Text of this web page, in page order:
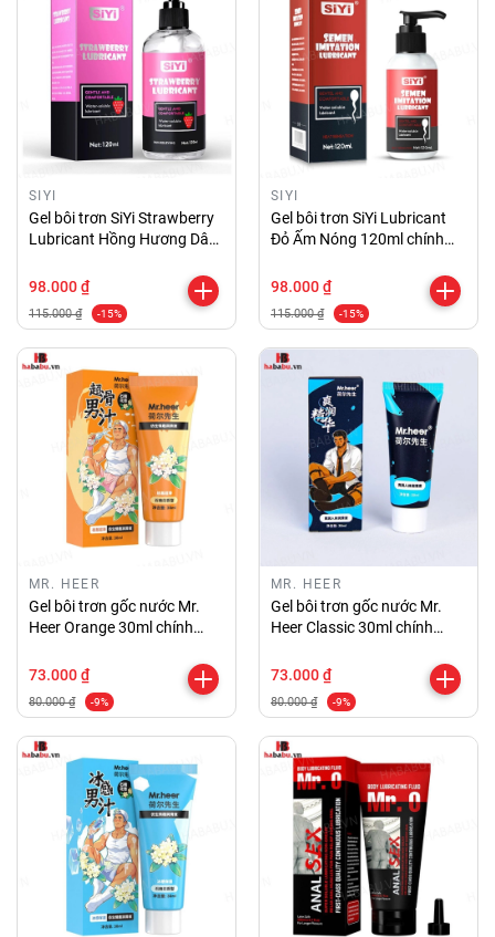
SIYI
Gel bôi trơn SiYi Strawberry
Lubricant Hồng Hương Dâu
98.000 ₫
115.000 ₫ -15%
SIYI
Gel bôi trơn SiYi Lubricant
Đỏ Ấm Nóng 120ml chính
98.000 ₫
115.000 ₫ -15%
MR. HEER
Gel bôi trơn gốc nước Mr.
Heer Orange 30ml chính
73.000 ₫
80.000 ₫ -9%
MR. HEER
Gel bôi trơn gốc nước Mr.
Heer Classic 30ml chính
73.000 ₫
80.000 ₫ -9%